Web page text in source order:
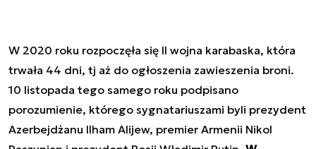
W 2020 roku rozpoczęła się II wojna karabaska, która
trwała 44 dni, tj aż do ogłoszenia zawieszenia broni.
10 listopada tego samego roku podpisano
porozumienie, którego sygnatariuszami byli prezydent
Azerbejdżanu Ilham Alijew, premier Armenii Nikol